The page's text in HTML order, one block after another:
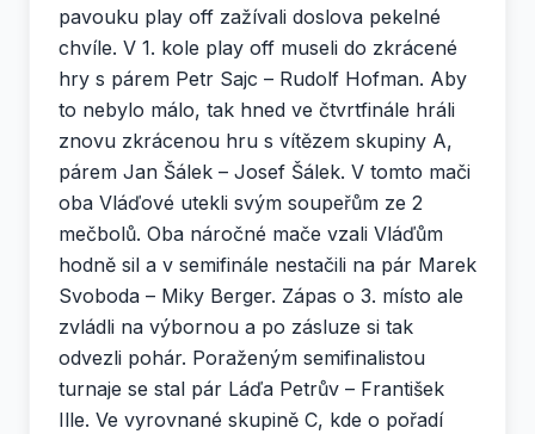
pavouku play off zažívali doslova pekelné
chvíle. V 1. kole play off museli do zkrácené
hry s párem Petr Sajc – Rudolf Hofman. Aby
to nebylo málo, tak hned ve čtvrtfinále hráli
znovu zkrácenou hru s vítězem skupiny A,
párem Jan Šálek – Josef Šálek. V tomto mači
oba Vláďové utekli svým soupeřům ze 2
mečbolů. Oba náročné mače vzali Vláďům
hodně sil a v semifinále nestačili na pár Marek
Svoboda – Miky Berger. Zápas o 3. místo ale
zvládli na výbornou a po zásluze si tak
odvezli pohár. Poraženým semifinalistou
turnaje se stal pár Láďa Petrův – František
Ille. Ve vyrovnané skupině C, kde o pořadí